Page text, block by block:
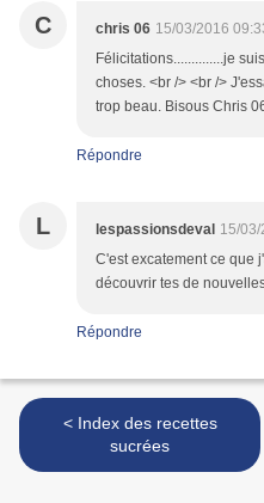
C chris 06 15/03/2016
Félicitations..............je
choses. <br /> <br />
trop beau. Bisous Chris
Répondre
L lespassionsdeval 15/
C'est excatement ce que
découvrir tes de
Répondre
< Index des recettes
sucrées